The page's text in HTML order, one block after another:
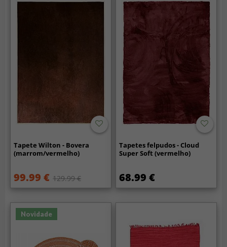
Tapete Wilton - Bovera
(marrom/vermelho)
99.99 € 129.99 €
Tapetes felpudos - Cloud
Super Soft (vermelho)
68.99 €
Novidade